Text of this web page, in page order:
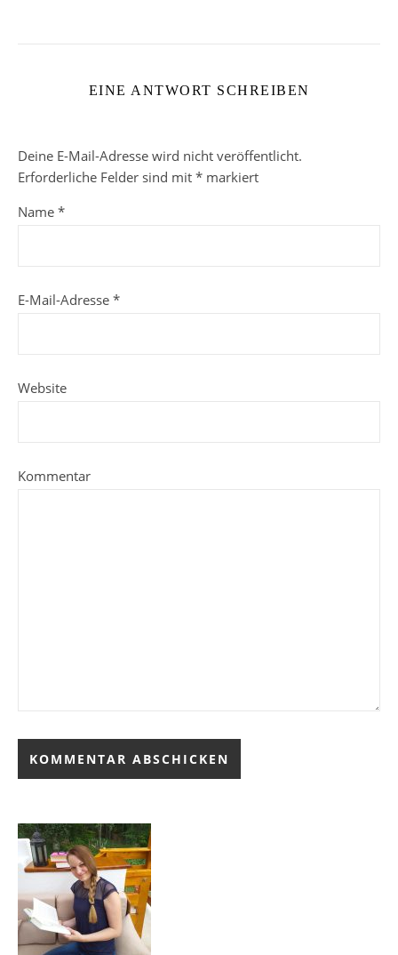
EINE ANTWORT SCHREIBEN
Deine E-Mail-Adresse wird nicht veröffentlicht.
Erforderliche Felder sind mit * markiert
Name *
E-Mail-Adresse *
Website
Kommentar